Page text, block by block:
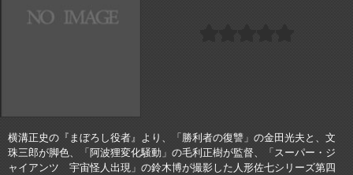
横溝正史の『まぼろし役者』より、「勝利者の復讐」の金田光夫と、文
珠三郎が脚色、「阿波狸変化騒動」の毛利正樹が監督、「スーパー・ジ
ャイアンツ 宇宙怪人出現」の鈴木博が撮影した人形佐七シリーズ第四